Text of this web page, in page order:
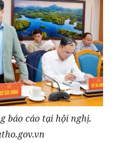
báo cáo tại hội nghị.